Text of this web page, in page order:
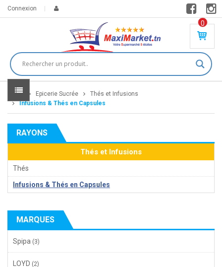
Connexion
0
PR
DU
IT(
S)
Home Epicerie Sucrée
Thés et Infusions
Infusions & Thés en Capsules
RAYONS
Thés et Infusions
Thés
Infusions & Thés en Capsules
MARQUES
Spipa (3)
LOYD (2)